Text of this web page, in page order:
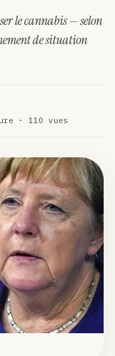
RECETTE
le cannabis — selon
de situation
· 110 vues